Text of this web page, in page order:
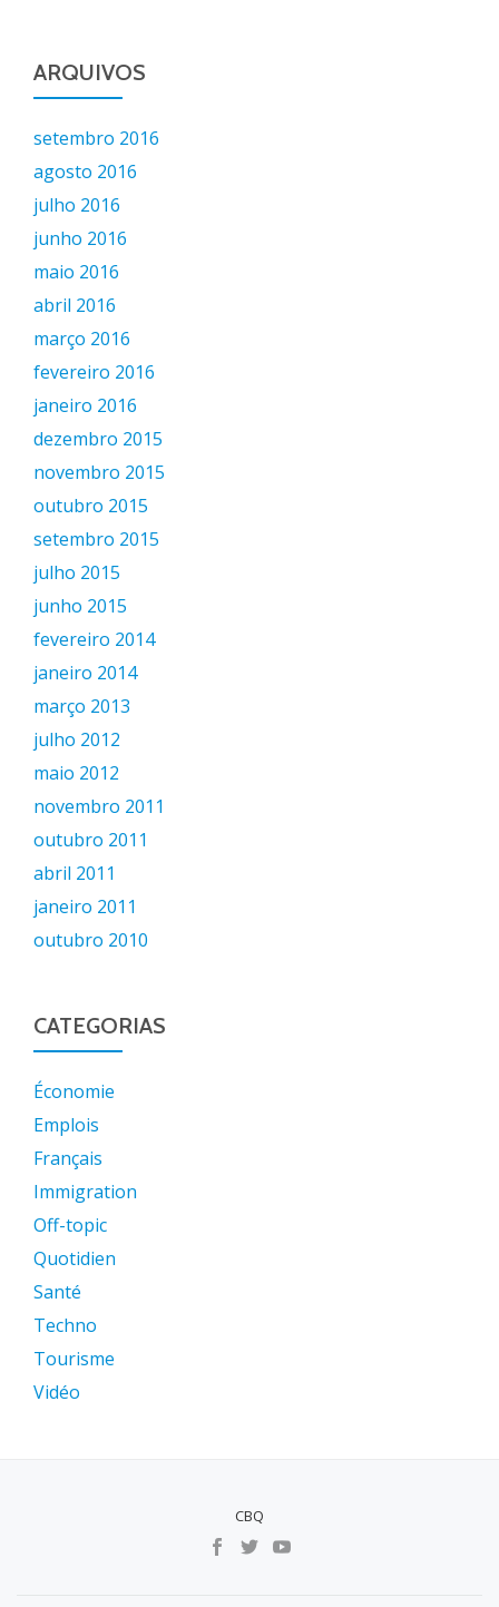
ARQUIVOS
setembro 2016
agosto 2016
julho 2016
junho 2016
maio 2016
abril 2016
março 2016
fevereiro 2016
janeiro 2016
dezembro 2015
novembro 2015
outubro 2015
setembro 2015
julho 2015
junho 2015
fevereiro 2014
janeiro 2014
março 2013
julho 2012
maio 2012
novembro 2011
outubro 2011
abril 2011
janeiro 2011
outubro 2010
CATEGORIAS
Économie
Emplois
Français
Immigration
Off-topic
Quotidien
Santé
Techno
Tourisme
Vidéo
CBQ